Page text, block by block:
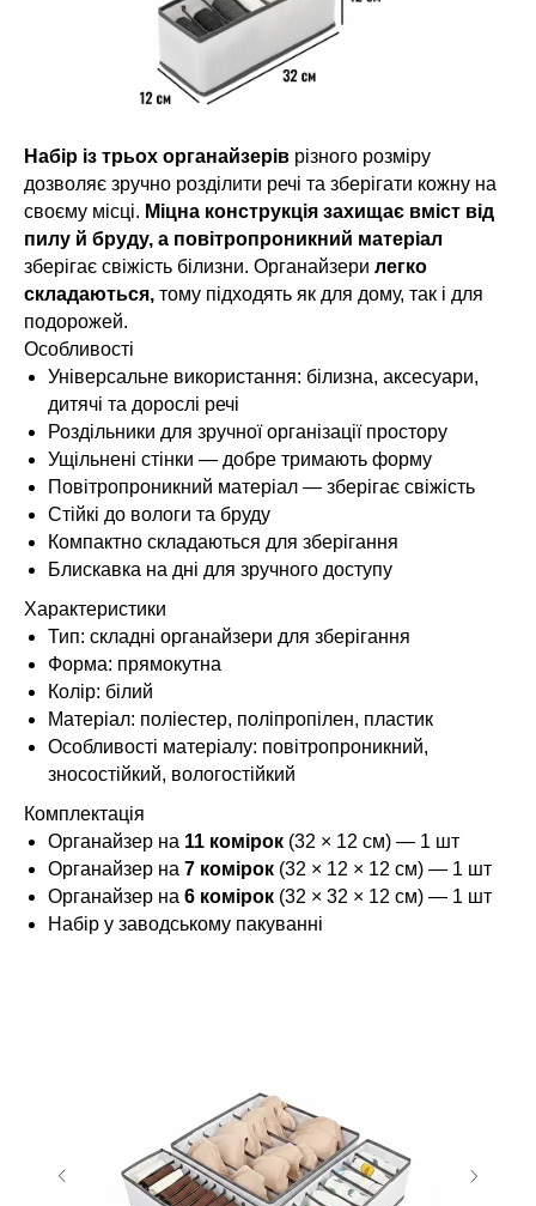
Набір із трьох органайзерів різного розміру
дозволяє зручно розділити речі та зберігати кожну на
своєму місці. Міцна конструкція захищає вміст від
пилу й бруду, а повітропроникний матеріал
зберігає свіжість білизни. Органайзери легко
складаються, тому підходять як для дому, так і для
подорожей.
Особливості
Універсальне використання: білизна, аксесуари,
дитячі та дорослі речі
Роздільники для зручної організації простору
Ущільнені стінки — добре тримають форму
Повітропроникний матеріал — зберігає свіжість
Стійкі до вологи та бруду
Компактно складаються для зберігання
Блискавка на дні для зручного доступу
Характеристики
Тип: складні органайзери для зберігання
Форма: прямокутна
Колір: білий
Матеріал: поліестер, поліпропілен, пластик
Особливості матеріалу: повітропроникний,
зносостійкий, вологостійкий
Комплектація
Органайзер на 11 комірок (32 × 12 см) — 1 шт
Органайзер на 7 комірок (32 × 12 × 12 см) — 1 шт
Органайзер на 6 комірок (32 × 32 × 12 см) — 1 шт
Набір у заводському пакуванні